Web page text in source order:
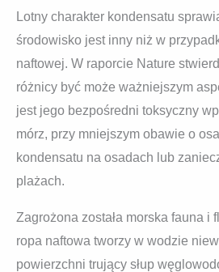
Lotny charakter kondensatu
środowisko jest inny niż w
naftowej. W raporcie Nature
różnicy być może ważniejszym
jest jego bezpośredni toksyczny
mórz, przy mniejszym obawie o
kondensatu na osadach lub
plażach.
Zagrożona została morska fauna i
ropa naftowa tworzy w wodzie
powierzchni trujący słup